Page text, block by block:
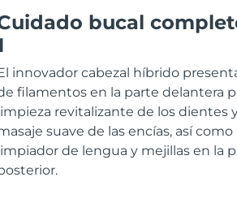
bucal
innovador cabezal híbrido
filamentos en la parte delantera
revitalizante de los dientes
suave de las encías, así como
de lengua y mejillas en la